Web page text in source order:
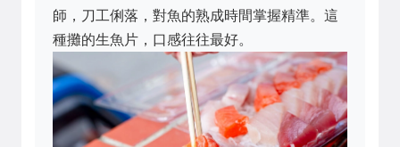
師，刀工俐落，對魚的熟成時間掌握精準。這
種攤的生魚片，口感往往最好。